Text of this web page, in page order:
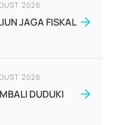
2026
JAGA FISKAL
2026
DUDUKI